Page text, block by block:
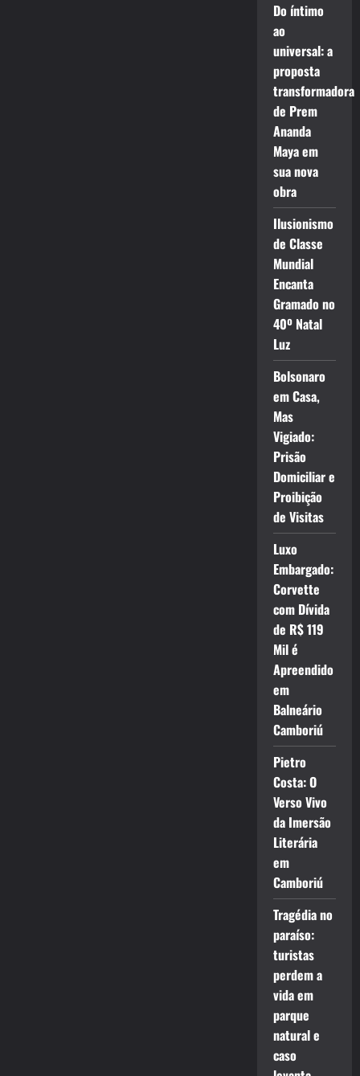
Do íntimo
ao
universal: a
proposta
transformadora
de Prem
Ananda
Maya em
sua nova
obra
Ilusionismo
de Classe
Mundial
Encanta
Gramado no
40º Natal
Luz
Bolsonaro
em Casa,
Mas
Vigiado:
Prisão
Domiciliar e
Proibição
de Visitas
Luxo
Embargado:
Corvette
com Dívida
de R$ 119
Mil é
Apreendido
em
Balneário
Camboriú
Pietro
Costa: O
Verso Vivo
da Imersão
Literária
em
Camboriú
Tragédia no
paraíso:
turistas
perdem a
vida em
parque
natural e
caso